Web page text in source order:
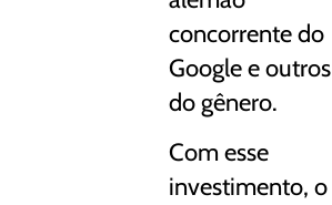
concorrente do
Google e outros
do gênero.
Com esse
investimento, o